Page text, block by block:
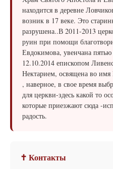
находится в деревне
возник в 17 веке. Это
разрушена..В 2011-2013
руин при помощи
Евдокимова, увенчана
12.10.2014 епископом
Нектарием, освящена во
, наверное, в свое время
для церкви-здесь какой то
которые приезжают сюда -
радость.
✝ Контакты